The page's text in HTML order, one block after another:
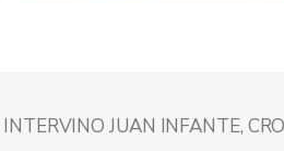
JUAN INFANTE,